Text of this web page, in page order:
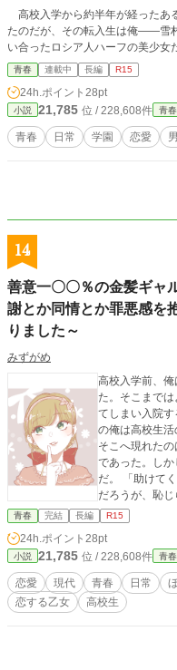
高校入学から約半年が経った
たのだが、その転入生は俺――雪
い合ったロシア人ハーフの美少
青春 連載中 長編 R15
24h.ポイント 28pt
小説 21,785 位 / 228,608件 青春
青春 日常 学園 恋愛
14
善意一〇〇％の金髪ギャ
謝とか同情とか罪悪感を
りました～
みずがめ
高校入学前、
た。そこまで
てしまい入院
の俺は高校生活
そこへ現れた
であった。し
だ。 「助けてくれた、お礼……したいし」 苦手な金髪ギャル
だろうが、恥
なかった。 こ
やかんやあって
くのであった。 表紙絵は、あっきコタロウさんのフリーイラ
ストです。
青春 完結 長編 R15
24h.ポイント 28pt
小説 21,785 位 / 228,608件 青春
恋愛 現代 青春 日常
恋する乙女
高校生